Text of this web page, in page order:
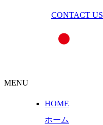
CONTACT US
MENU
HOME
ホーム